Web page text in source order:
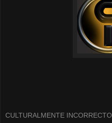
CULTURALMENTE INCORRECTO